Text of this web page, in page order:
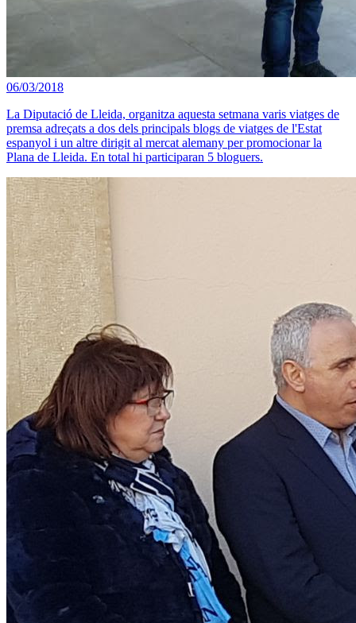
06/03/2018
La Diputació de Lleida, organitza aquesta setmana varis viatges de
premsa adreçats a dos dels principals blogs de viatges de l'Estat
espanyol i un altre dirigit al mercat alemany per promocionar la
Plana de Lleida. En total hi participaran 5 bloguers.